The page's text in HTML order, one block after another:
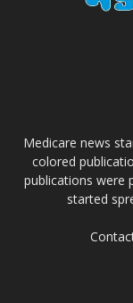
Medicare news
colored
publications were
started